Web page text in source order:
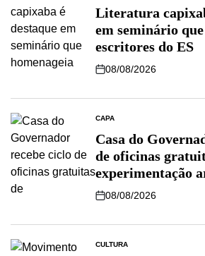
Literatura
em seminário
escritores do ES
08/08/2026
CAPA
Casa do
de oficinas
experimentação
08/08/2026
CULTURA